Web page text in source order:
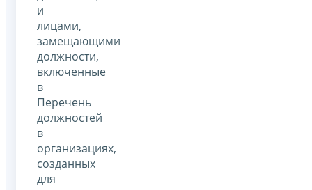
и
лицами,
замещающими
должности,
включенные
в
Перечень
должностей
в
организациях,
созданных
для